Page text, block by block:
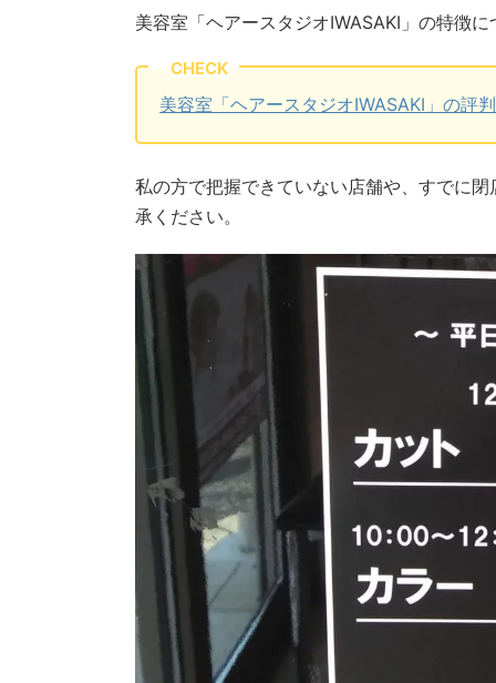
美容室「ヘアースタジオIWASAKI」の特徴
CHECK
美容室「ヘアースタジオIWASAKI」の評
私の方で把握できていない店舗や、すでに
承ください。